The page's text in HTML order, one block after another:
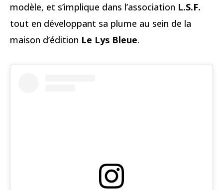
modèle, et s’implique dans l’association L.S.F.
tout en développant sa plume au sein de la
maison d’édition Le Lys Bleue.